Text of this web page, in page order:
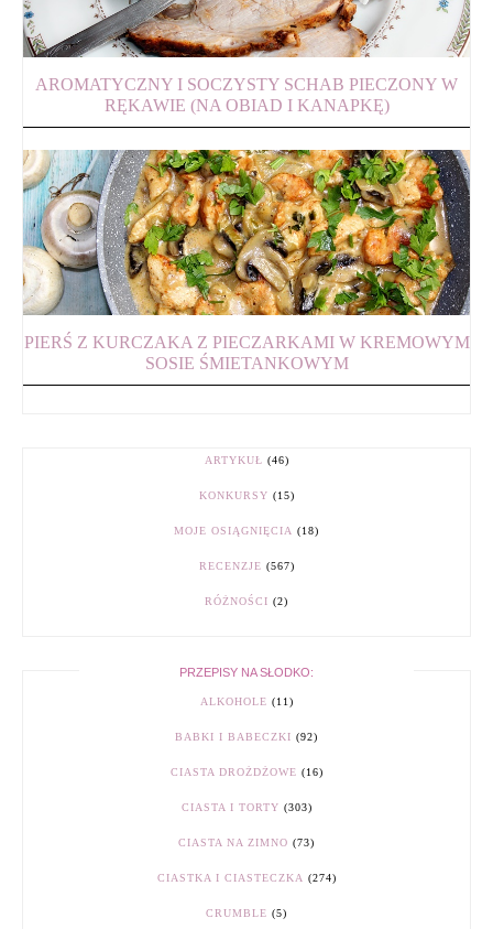
AROMATYCZNY I SOCZYSTY SCHAB PIECZONY W
RĘKAWIE (NA OBIAD I KANAPKĘ)
PIERŚ Z KURCZAKA Z PIECZARKAMI W KREMOWYM
SOSIE ŚMIETANKOWYM
ARTYKUŁ (46)
KONKURSY (15)
MOJE OSIĄGNIĘCIA (18)
RECENZJE (567)
RÓŻNOŚCI (2)
PRZEPISY NA SŁODKO:
ALKOHOLE (11)
BABKI I BABECZKI (92)
CIASTA DROŻDŻOWE (16)
CIASTA I TORTY (303)
CIASTA NA ZIMNO (73)
CIASTKA I CIASTECZKA (274)
CRUMBLE (5)